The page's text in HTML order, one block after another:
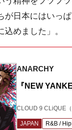
日本にはいっ
めました」。
ANARCHY
『NEW
CLOUD 9 CLiQUE
JAPAN R&B /